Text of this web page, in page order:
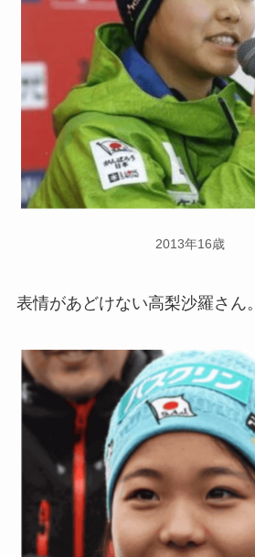
2013年16歳
表情があどけない高梨沙羅さん。